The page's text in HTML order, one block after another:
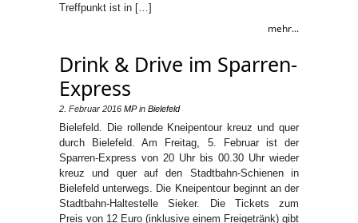
Treffpunkt ist in […]
mehr...
Drink & Drive im Sparren-
Express
2. Februar 2016 MPin Bielefeld
Bielefeld. Die rollende Kneipentour kreuz und quer
durch Bielefeld. Am Freitag, 5. Februar ist der
Sparren-Express von 20 Uhr bis 00.30 Uhr wieder
kreuz und quer auf den Stadtbahn-Schienen in
Bielefeld unterwegs. Die Kneipentour beginnt an der
Stadtbahn-Haltestelle Sieker. Die Tickets zum
Preis von 12 Euro (inklusive einem Freigetränk) gibt